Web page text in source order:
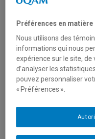
triptyque
AUTEURS
Frédéril Leclerc|
recherche des
l'Ontario Français, Toronto
Mario Bédard|
Publié dans la
15 décembre 2025
Préférences en
Nous utilisons des
informations qui nous
expérience sur le site,
d’analyser les
pouvez personnaliser
« Préférences ».